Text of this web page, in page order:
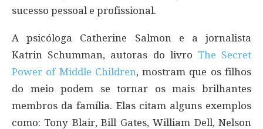
sucesso pessoal e profissional.
A psicóloga Catherine Salmon e a jornalista
Katrin Schumman, autoras do livro The Secret
Power of Middle Children, mostram que os filhos
do meio podem se tornar os mais brilhantes
membros da família. Elas citam alguns exemplos
como: Tony Blair, Bill Gates, William Dell, Nelson